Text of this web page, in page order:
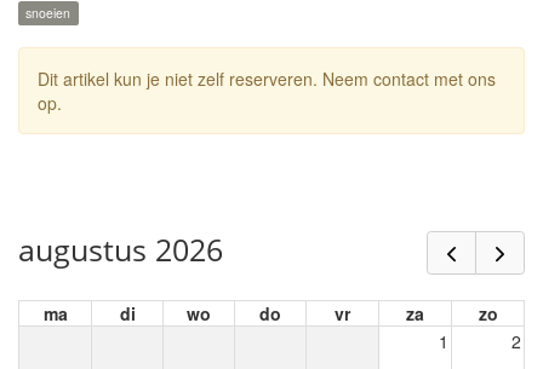
snoeien
Dit artikel kun je niet zelf reserveren. Neem contact met ons
op.
augustus 2026
ma di wo do vr za
zo
1
2